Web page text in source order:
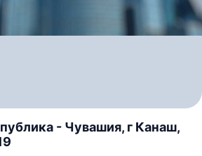
- Чувашия, г Канаш,